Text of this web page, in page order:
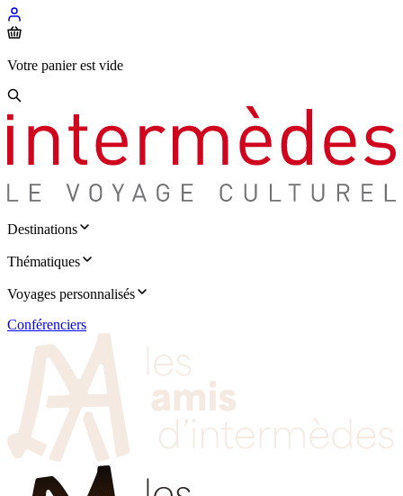
Votre panier est vide
Destinations
Thématiques
Voyages personnalisés
Conférenciers